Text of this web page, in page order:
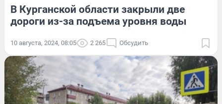
В Курганской области закрыли две
дороги из-за подъема уровня воды
10 августа, 2024, 08:05 2 265 Обсудить